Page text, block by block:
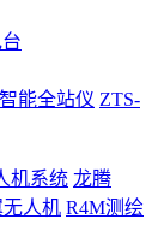
能全站仪 ZTS-
机系统 龙腾
人机 R4M测绘